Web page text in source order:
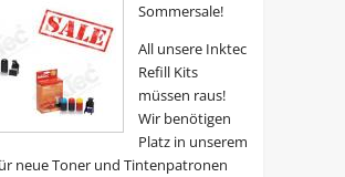
Sommersale!
All unsere Inktec
Refill Kits
müssen raus!
Wir benötigen
Platz in unserem
neue Toner und Tintenpatronen